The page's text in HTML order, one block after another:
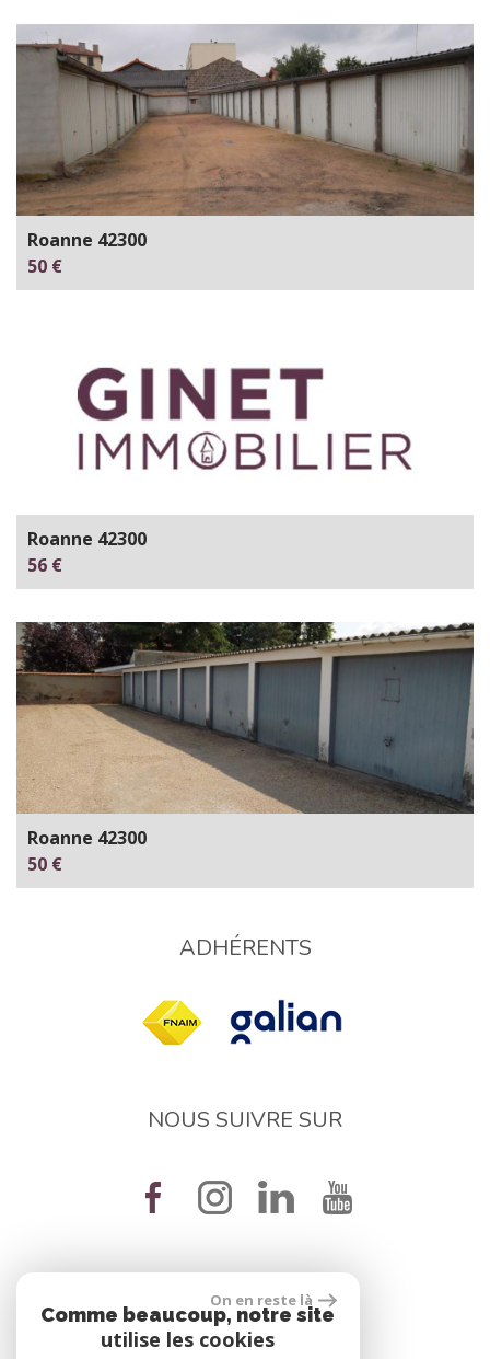
Roanne 42300
50 €
Roanne 42300
56 €
Roanne 42300
50 €
ADHÉRENTS
NOUS SUIVRE SUR
réalisé par
On en reste là
Comme beaucoup, notre site
utilise les cookies